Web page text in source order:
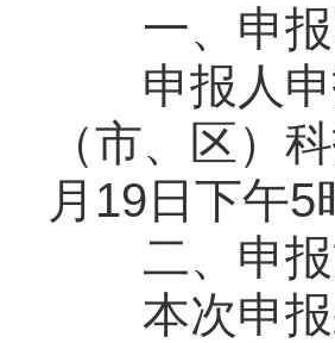
一、申
申报人申
（市、区）
月19日下午5
二、申
本次申报